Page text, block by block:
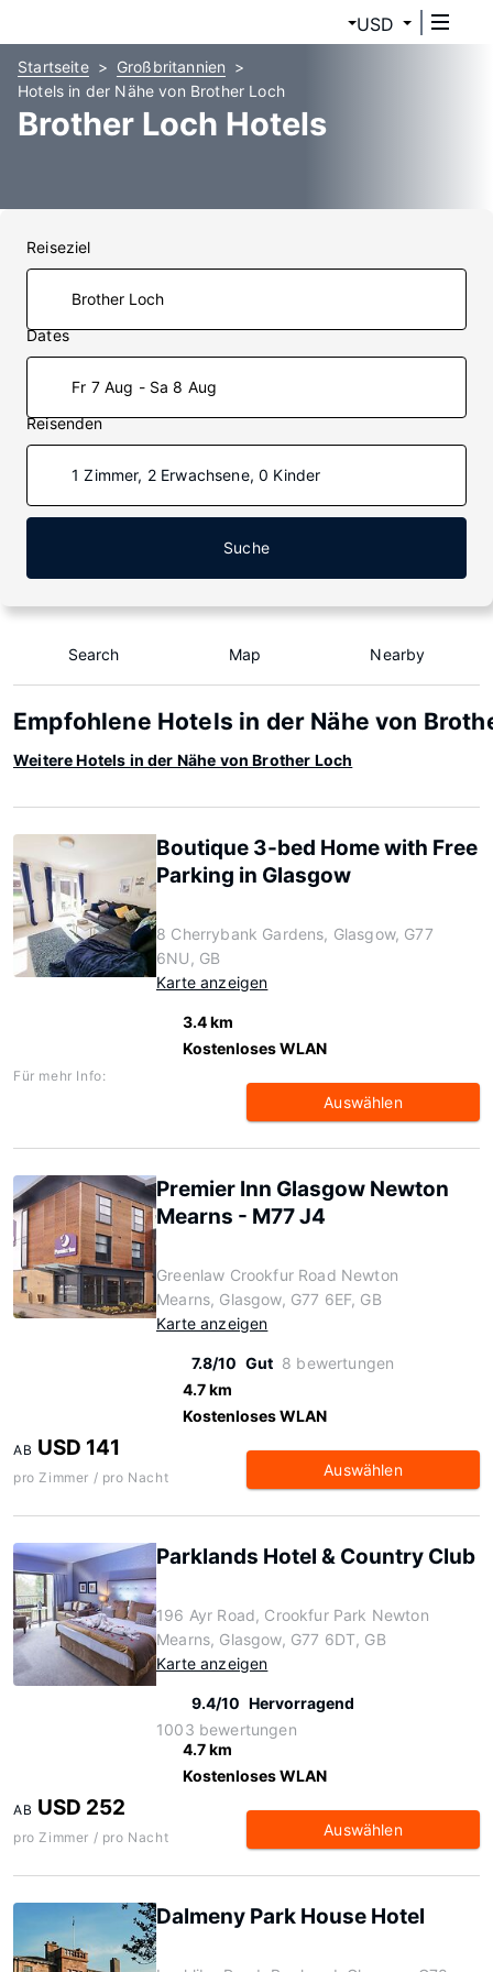
USD
Startseite
Großbritannien
Hotels in der Nähe von Brother Loch
Brother Loch Hotels
Reiseziel
Dates
Fr 7 Aug - Sa 8 Aug
Reisenden
1 Zimmer, 2 Erwachsene, 0 Kinder
Suche
Search Map Nearby
Empfohlene Hotels in der Nähe von
Weitere Hotels in der Nähe von Brother Loch
Boutique 3-bed Home with Free
Parking in Glasgow
8 Cherrybank Gardens, Glasgow, G77
6NU, GB
Karte anzeigen
3.4 km
Kostenloses WLAN
Für mehr Info:
Auswählen
Premier Inn Glasgow Newton
Mearns - M77 J4
Greenlaw Crookfur Road Newton
Mearns, Glasgow, G77 6EF, GB
Karte anzeigen
7.8/10 Gut 8 bewertungen
4.7 km
Kostenloses WLAN
AB USD 141
pro Zimmer / pro Nacht Auswählen
Parklands Hotel & Country Club
196 Ayr Road, Crookfur Park Newton
Mearns, Glasgow, G77 6DT, GB
Karte anzeigen
9.4/10 Hervorragend
1003 bewertungen
4.7 km
Kostenloses WLAN
AB USD 252
pro Zimmer / pro Nacht Auswählen
Dalmeny Park House Hotel